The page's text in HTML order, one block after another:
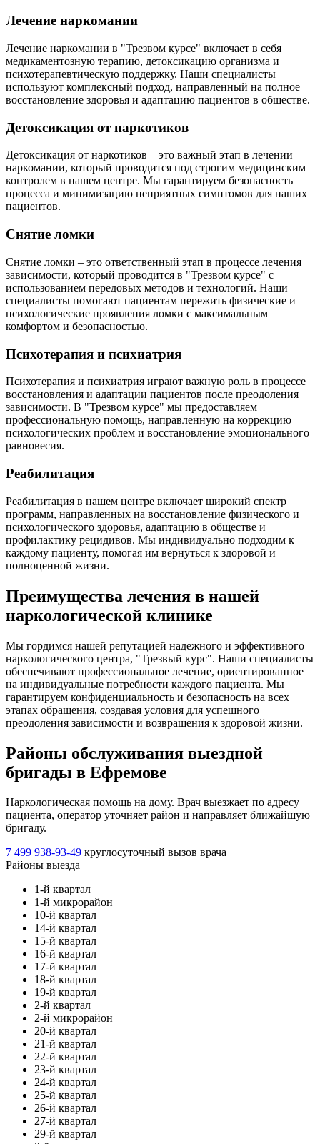
Лечение наркомании
Лечение наркомании в "Трезвом курсе" включает в себя
медикаментозную терапию, детоксикацию организма и
психотерапевтическую поддержку. Наши специалисты
используют комплексный подход, направленный на полное
восстановление здоровья и адаптацию пациентов в обществе.
Детоксикация от наркотиков
Детоксикация от наркотиков – это важный этап в лечении
наркомании, который проводится под строгим медицинским
контролем в нашем центре. Мы гарантируем безопасность
процесса и минимизацию неприятных симптомов для наших
пациентов.
Снятие ломки
Снятие ломки – это ответственный этап в процессе лечения
зависимости, который проводится в "Трезвом курсе" с
использованием передовых методов и технологий. Наши
специалисты помогают пациентам пережить физические и
психологические проявления ломки с максимальным
комфортом и безопасностью.
Психотерапия и психиатрия
Психотерапия и психиатрия играют важную роль в процессе
восстановления и адаптации пациентов после преодоления
зависимости. В "Трезвом курсе" мы предоставляем
профессиональную помощь, направленную на коррекцию
психологических проблем и восстановление эмоционального
равновесия.
Реабилитация
Реабилитация в нашем центре включает широкий спектр
программ, направленных на восстановление физического и
психологического здоровья, адаптацию в обществе и
профилактику рецидивов. Мы индивидуально подходим к
каждому пациенту, помогая им вернуться к здоровой и
полноценной жизни.
Преимущества лечения в нашей
наркологической клинике
Мы гордимся нашей репутацией надежного и эффективного
наркологического центра, "Трезвый курс". Наши специалисты
обеспечивают профессиональное лечение, ориентированное
на индивидуальные потребности каждого пациента. Мы
гарантируем конфиденциальность и безопасность на всех
этапах обращения, создавая условия для успешного
преодоления зависимости и возвращения к здоровой жизни.
Районы обслуживания выездной
бригады в Ефремове
Наркологическая помощь на дому. Врач выезжает по адресу
пациента, оператор уточняет район и направляет ближайшую
бригаду.
7 499 938-93-49 круглосуточный вызов врача
Районы выезда
1-й квартал
1-й микрорайон
10-й квартал
14-й квартал
15-й квартал
16-й квартал
17-й квартал
18-й квартал
19-й квартал
2-й квартал
2-й микрорайон
20-й квартал
21-й квартал
22-й квартал
23-й квартал
24-й квартал
25-й квартал
26-й квартал
27-й квартал
29-й квартал